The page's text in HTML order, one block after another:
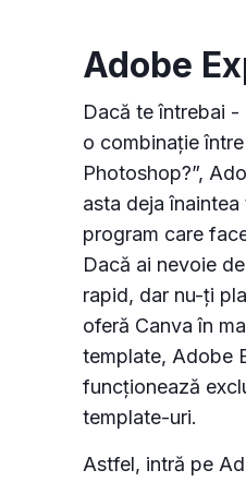
Adobe
Dacă te întrebai -
o combinație
Photoshop?”,
asta deja
program care
Dacă ai nevoie
rapid, dar nu-ți
oferă Canva în
template, Adobe
funcționează
template-uri.
Astfel, intră pe
Consimțământul
Cookie-urile sunt
dispozitivul dvs. în timp
web. Le utilizăm
funcționalitatea site-
și a analiza traficul pe